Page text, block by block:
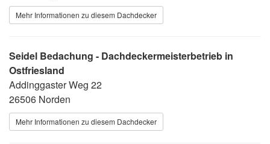
Mehr Informationen zu diesem Dachdecker
Seidel Bedachung - Dachdeckermeisterbetrieb in
Ostfriesland
Addinggaster Weg 22
26506 Norden
Mehr Informationen zu diesem Dachdecker